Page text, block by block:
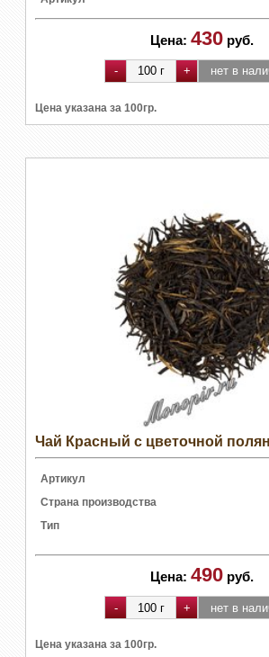
Цена: 430 руб.
Цена указана за 100гр.
Чай Красный с цветочной
Артикул
Страна производства
Тип
Цена: 490 руб.
Цена указана за 100гр.